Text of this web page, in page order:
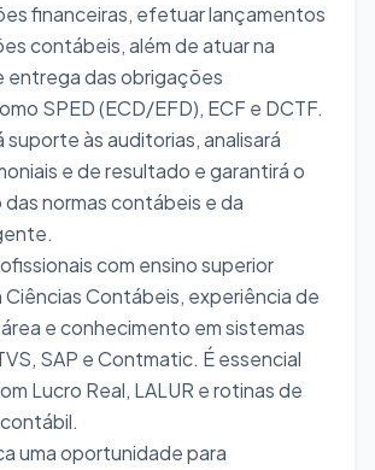
financeiras, efetuar lançamentos
contábeis, além de atuar na
entrega das obrigações
SPED (ECD/EFD), ECF e DCTF.
suporte às auditorias, analisará
e de resultado e garantirá o
normas contábeis e da
com ensino superior
Contábeis, experiência de
área e conhecimento em sistemas
SAP e Contmatic. É essencial
Lucro Real, LALUR e rotinas de
uma oportunidade para